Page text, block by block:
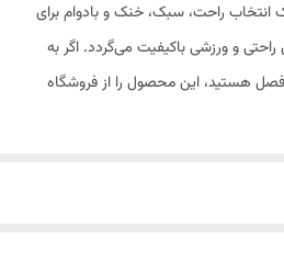
راحت، سبک، خنک و بادوام برای
و ورزشی باکیفیت می‌گردد. اگر به
هستید، این محصول را از فروشگاه